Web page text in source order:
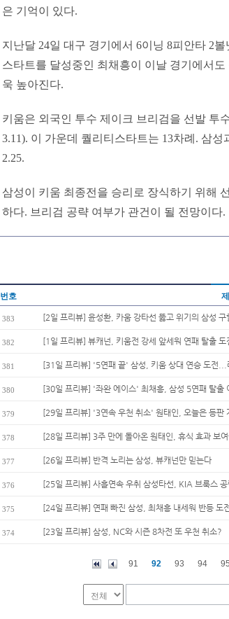
은 기억이 있다.
지난달 24일 대구 경기에서 6이닝 8피안타 2
스타트를 달성중인 최채흥이 이날 경기에서
욱 높아진다.
키움은 외국인 투수 제이크 브리검을 선발 투
3.11). 이 가운데 퀄리티스타트는 13차례. 삼
2.25.
삼성이 키움 최종전을 승리로 장식하기 위해
하다. 브리검 공략 여부가 관건이 될 전망이다.
번호
383 [2일 프리뷰] 윤성환, 카움 강타선 뚫고 위기의 삼성 구
382 [1일 프리뷰] 뷰캐넌, 키움전 강세 앞세워 연패 탈출 도
381 [31일 프리뷰] '5연패 끝' 삼성, 키움 상대 연승 도전...
380 [30일 프리뷰] '좌완 에이스' 최채흥, 삼성 5연패 탈출
379 [29일 프리뷰] '3연속 우천 취소' 원태인, 오늘은 등판
378 [28일 프리뷰] 3주 만에 돌아온 원태인, 휴식 효과 보
377 [26일 프리뷰] 반격 노리는 삼성, 뷰캐넌만 믿는다
376 [25일 프리뷰] 사흘연속 우취 삼성타선, KIA 브룩스
375 [24일 프리뷰] 연패 빠진 삼성, 최채흥 내세워 반등 도
374 [23일 프리뷰] 삼성, NC와 시즌 8차전 또 우천 취소?
91 92 93 94 95